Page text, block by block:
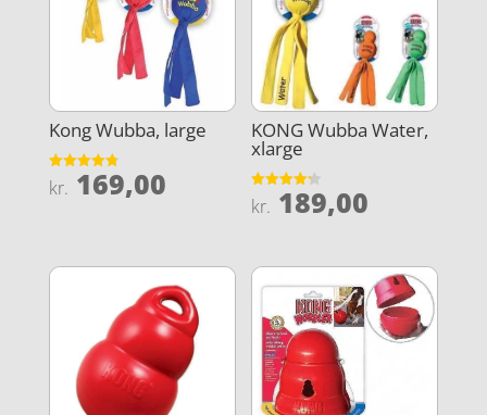
Kong Wubba, large
Vurderet
4.8
kr. 169,00
KONG Wubba Water,
xlarge
Vurderet
4.2
kr. 189,00